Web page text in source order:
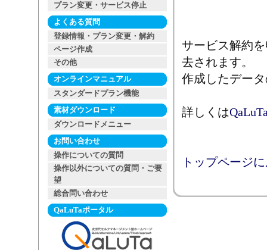
プラン変更・サービス停止
よくある質問
登録情報・プラン変更・解約
ページ作成
その他
オンラインマニュアル
スタンダードプラン機能
素材ダウンロード
ダウンロードメニュー
お問い合わせ
操作についての質問
操作以外についての質問・ご要
望
総合問い合わせ
QaLuTaポータル
サービス解約
去されます。
作成したデー
詳しくは
トップページ